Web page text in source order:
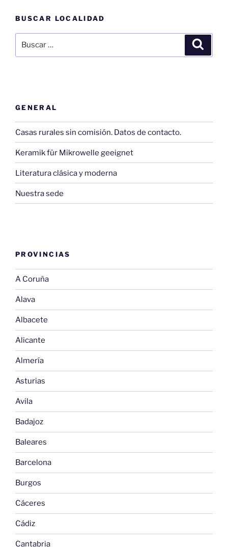
BUSCAR LOCALIDAD
por:
GENERAL
Casas rurales sin comisión. Datos de contacto.
Keramik für Mikrowelle geeignet
Literatura clásica y moderna
Nuestra sede
PROVINCIAS
A Coruña
Alava
Albacete
Alicante
Almería
Asturias
Avila
Badajoz
Baleares
Barcelona
Burgos
Cáceres
Cádiz
Cantabria